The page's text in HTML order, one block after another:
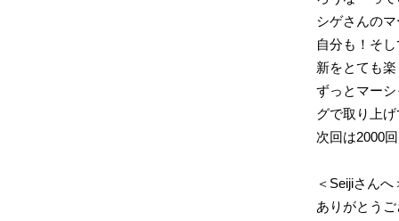
シゲさんの
自分も！そ
新をとても
ずっとマー
グで取り上
次回は2000
＜Seijiさんへ
ありがとう